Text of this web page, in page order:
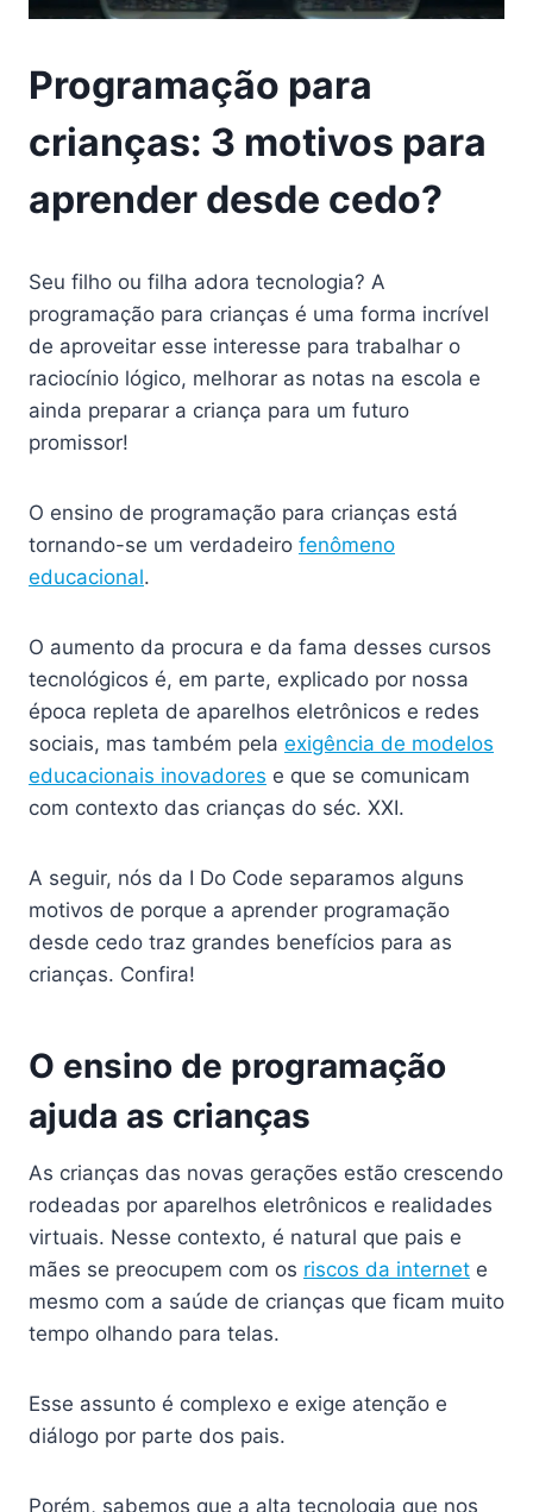
Programação para
crianças: 3 motivos para
aprender desde cedo?
Seu filho ou filha adora tecnologia? A
programação para crianças é uma forma incrível
de aproveitar esse interesse para trabalhar o
raciocínio lógico, melhorar as notas na escola e
ainda preparar a criança para um futuro
promissor!
O ensino de programação para crianças está
tornando-se um verdadeiro fenômeno
educacional.
O aumento da procura e da fama desses cursos
tecnológicos é, em parte, explicado por nossa
época repleta de aparelhos eletrônicos e redes
sociais, mas também pela exigência de modelos
educacionais inovadores e que se comunicam
com contexto das crianças do séc. XXI.
A seguir, nós da I Do Code separamos alguns
motivos de porque a aprender programação
desde cedo traz grandes benefícios para as
crianças. Confira!
O ensino de programação
ajuda as crianças
As crianças das novas gerações estão crescendo
rodeadas por aparelhos eletrônicos e realidades
virtuais. Nesse contexto, é natural que pais e
mães se preocupem com os riscos da internet e
mesmo com a saúde de crianças que ficam muito
tempo olhando para telas.
Esse assunto é complexo e exige atenção e
diálogo por parte dos pais.
Porém, sabemos que a alta tecnologia que nos